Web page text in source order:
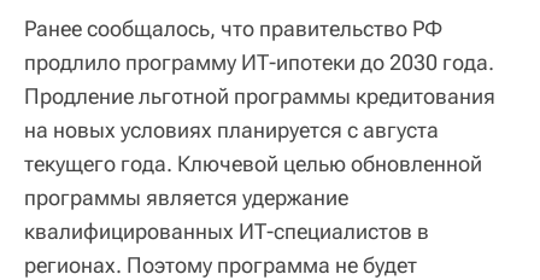
Ранее сообщалось, что правительство РФ
продлило программу ИТ-ипотеки до 2030 года.
Продление льготной программы кредитования
на новых условиях планируется с августа
текущего года. Ключевой целью обновленной
программы является удержание
квалифицированных ИТ-специалистов в
регионах. Поэтому программа не будет